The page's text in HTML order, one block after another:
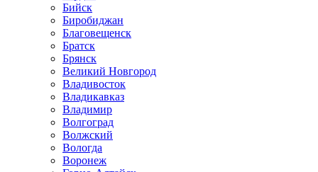
Бийск
Биробиджан
Благовещенск
Братск
Брянск
Великий Новгород
Владивосток
Владикавказ
Владимир
Волгоград
Волжский
Вологда
Воронеж